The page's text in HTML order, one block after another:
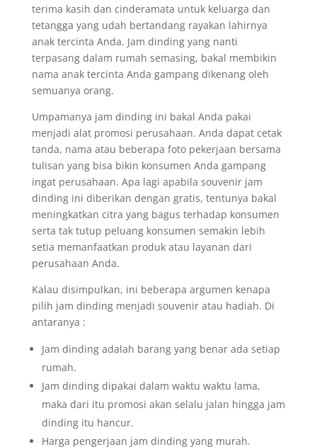
terima kasih dan cinderamata untuk keluarga dan
tetangga yang udah bertandang rayakan lahirnya
anak tercinta Anda. Jam dinding yang nanti
terpasang dalam rumah semasing, bakal membikin
nama anak tercinta Anda gampang dikenang oleh
semuanya orang.
Umpamanya jam dinding ini bakal Anda pakai
menjadi alat promosi perusahaan. Anda dapat cetak
tanda, nama atau beberapa foto pekerjaan bersama
tulisan yang bisa bikin konsumen Anda gampang
ingat perusahaan. Apa lagi apabila souvenir jam
dinding ini diberikan dengan gratis, tentunya bakal
meningkatkan citra yang bagus terhadap konsumen
serta tak tutup peluang konsumen semakin lebih
setia memanfaatkan produk atau layanan dari
perusahaan Anda.
Kalau disimpulkan, ini beberapa argumen kenapa
pilih jam dinding menjadi souvenir atau hadiah. Di
antaranya :
Jam dinding adalah barang yang benar ada setiap
rumah.
Jam dinding dipakai dalam waktu waktu lama,
maka dari itu promosi akan selalu jalan hingga jam
dinding itu hancur.
Harga pengerjaan jam dinding yang murah.